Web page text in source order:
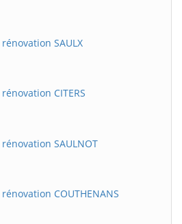
SAULX
CITERS
SAULNOT
COUTHENANS